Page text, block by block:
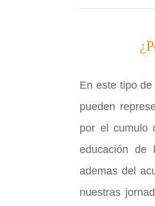
En este tipo
pueden
por el cumulo
educación de
ademas del
nuestras